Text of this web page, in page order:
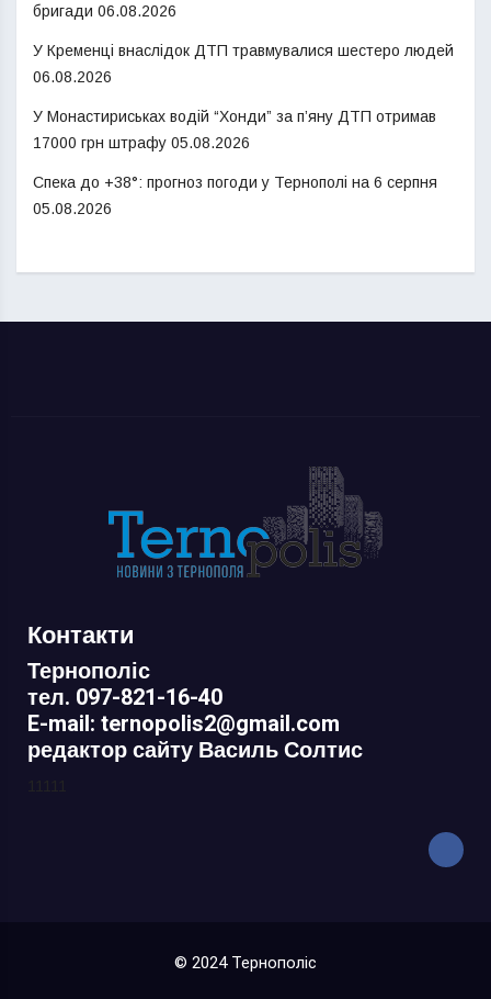
бригади 06.08.2026
У Кременці внаслідок ДТП травмувалися шестеро людей
06.08.2026
У Монастириськах водій “Хонди” за п’яну ДТП отримав
17000 грн штрафу 05.08.2026
Спека до +38°: прогноз погоди у Тернополі на 6 серпня
05.08.2026
Контакти
Тернополіс
тел. 097-821-16-40
E-mail: ternopolis2@gmail.com
редактор сайту Василь Солтис
© 2024 Тернополіс